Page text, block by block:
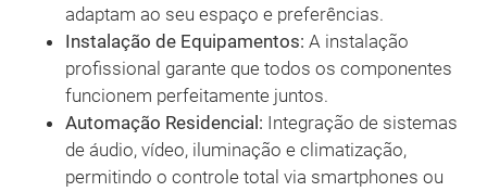
adaptam ao seu espaço e preferências.
Instalação de Equipamentos: A instalação
profissional garante que todos os componentes
funcionem perfeitamente juntos.
Automação Residencial: Integração de sistemas
de áudio, vídeo, iluminação e climatização,
permitindo o controle total via smartphones ou